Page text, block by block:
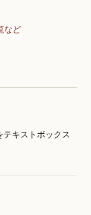
など
キストボックス